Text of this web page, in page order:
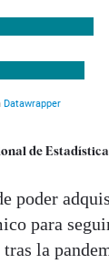
de
poder
para
la